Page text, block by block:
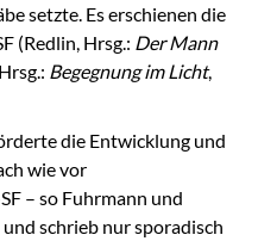
setzte. Es erschienen die
(Redlin, Hrsg.: Der Mann
Begegnung im Licht,
die Entwicklung und
wie vor
– so Fuhrmann und
schrieb nur sporadisch